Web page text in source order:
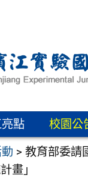
點 校園公
>教育部委請
畫」